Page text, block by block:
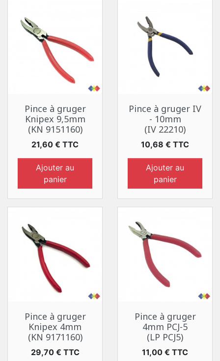
Pince à gruger
Knipex 9,5mm
(KN 9151160)
Prix
21,60 € TTC
Ajouter au
panier
Pince à gruger IV
- 10mm
(IV 22210)
Prix
10,68 € TTC
Ajouter au
panier
Pince à gruger
Knipex 4mm
(KN 9171160)
Prix
29,70 € TTC
Pince à gruger
4mm PCJ-5
(LP PCJ5)
Prix
11,00 € TTC